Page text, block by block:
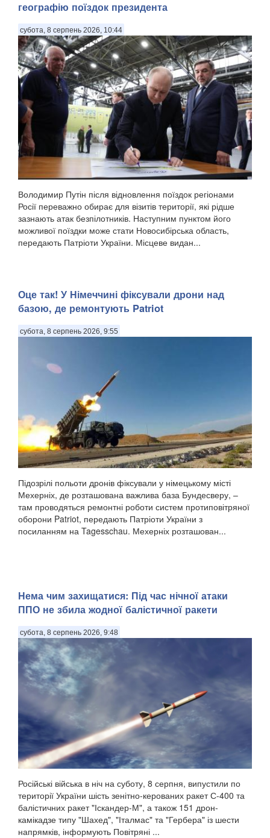
географію поїздок президента
субота, 8 серпень 2026, 10:44
Володимир Путін після відновлення поїздок регіонами
Росії переважно обирає для візитів території, які рідше
зазнають атак безпілотників. Наступним пунктом його
можливої поїздки може стати Новосибірська область,
передають Патріоти України. Місцеве видан...
Оце так! У Німеччині фіксували дрони над
базою, де ремонтують Patriot
субота, 8 серпень 2026, 9:55
Підозрілі польоти дронів фіксували у німецькому місті
Мехерніх, де розташована важлива база Бундесверу, –
там проводяться ремонтні роботи систем протиповітряної
оборони Patriot, передають Патріоти України з
посиланням на Tagesschau. Мехерніх розташован...
Нема чим захищатися: Під час нічної атаки
ППО не збила жодної балістичної ракети
субота, 8 серпень 2026, 9:48
Російські війська в ніч на суботу, 8 серпня, випустили по
території України шість зенітно-керованих ракет С-400 та
балістичних ракет "Іскандер-М", а також 151 дрон-
камікадзе типу "Шахед", "Італмас" та "Гербера" із шести
напрямків, інформують Повітряні ...